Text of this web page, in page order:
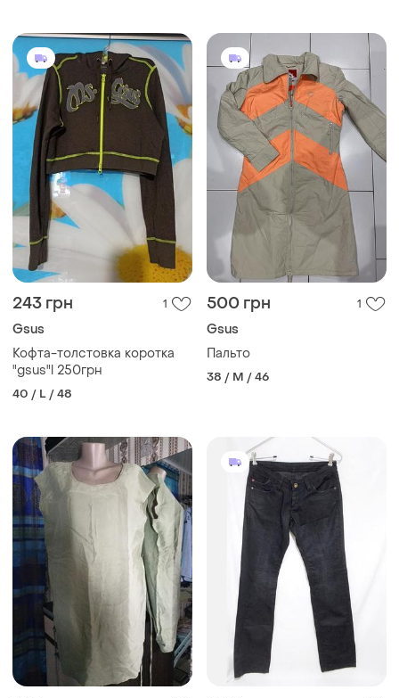
243 грн 1
Gsus
Кофта-толстовка коротка
"gsus"l 250грн
40 / L / 48
500 грн 1
Gsus
Пальто
38 / M / 46